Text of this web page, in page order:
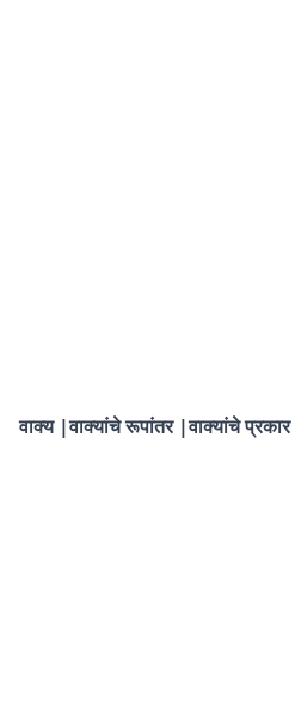
वाक्य |वाक्यांचे रूपांतर |वाक्यांचे